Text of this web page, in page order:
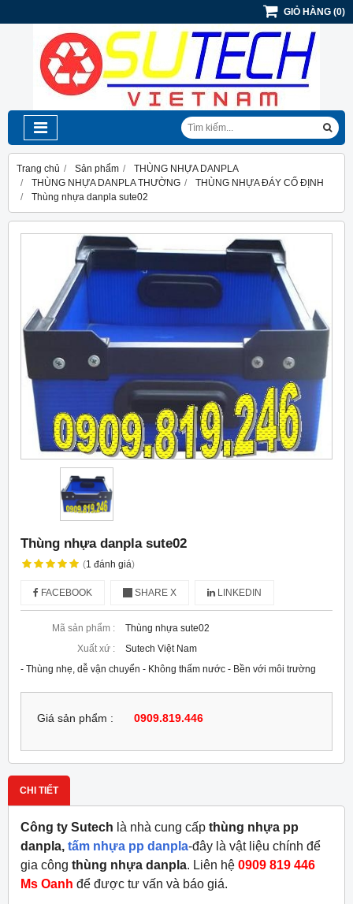
GIỎ HÀNG (0)
Trang chủ Sản phẩm
THÙNG NHỰA DANPLA
THÙNG NHỰA DANPLA THƯỜNG
THÙNG NHỰA ĐÁY CỐ ĐỊNH
Thùng nhựa danpla sute02
Thùng nhựa danpla sute02
(1 đánh giá)
FACEBOOK SHARE X LINKEDIN
Mã sản phẩm :
Thùng nhựa sute02
Xuất xứ :
Sutech Việt Nam
- Thùng nhẹ, dễ vận chuyển - Không thấm nước - Bền với môi trường
Giá sản phẩm : 0909.819.446
CHI TIẾT
Công ty Sutech là nhà cung cấp thùng nhựa pp
danpla, tấm nhựa pp danpla-đây là vật liệu chính để
gia công thùng nhựa danpla. Liên hệ 0909 819 446
Ms Oanh để được tư vấn và báo giá.